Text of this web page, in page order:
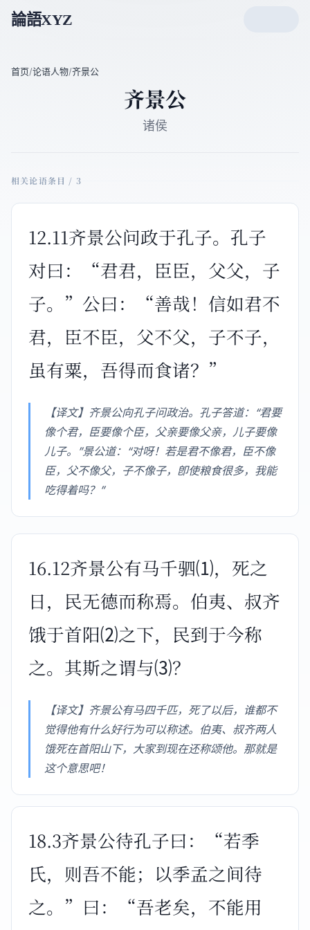
論語XYZ
首页/论语人物/齐景公
齐景公
诸侯
相关论语条目 / 3
12.11齐景公问政于孔子。孔子
对曰：“君君，臣臣，父父，子
子。”公曰：“善哉！信如君不
君，臣不臣，父不父，子不子，
虽有粟，吾得而食诸？”
【译文】齐景公向孔子问政治。孔子答道：“君要
像个君，臣要像个臣，父亲要像父亲，儿子要像
儿子。”景公道：“对呀！若是君不像君，臣不像
臣，父不像父，子不像子，卽使粮食很多，我能
吃得着吗？”
16.12齐景公有马千驷⑴，死之
日，民无德而称焉。伯夷、叔齐
饿于首阳⑵之下，民到于今称
之。其斯之谓与⑶？
【译文】齐景公有马四千匹，死了以后，谁都不
觉得他有什么好行为可以称述。伯夷、叔齐两人
饿死在首阳山下，大家到现在还称颂他。那就是
这个意思吧！
18.3齐景公待孔子曰：“若季
氏，则吾不能；以季孟之间待
之。”曰：“吾老矣，不能用